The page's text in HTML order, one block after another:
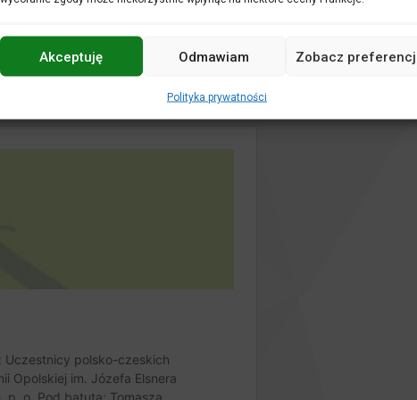
Akceptuję Odmawiam Zobacz
Polityka prywatności